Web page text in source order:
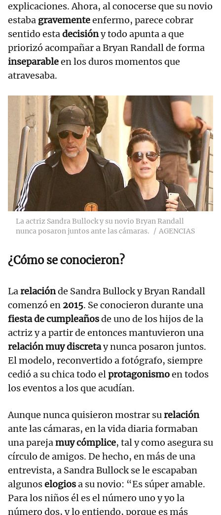
explicaciones. Ahora, al conocerse que su novio
estaba gravementeenfermo, parece cobrar
sentido estadecisióny todo apunta a que
priorizó acompañar a Bryan Randall de forma
inseparableen los duros momentos que
atravesaba.
La actriz Sandra Bullock y su novio Bryan Randall
nunca posaron juntos ante las cámaras.
AGENCIAS
¿Cómo se conocieron?
Larelaciónde Sandra Bullock y Bryan Randall
comenzó en 2015. Se conocieron durante una
fiesta de cumpleañosde uno de los hijos de la
actriz y a partir de entonces mantuvieron una
relación muy discretay nunca posaron juntos.
El modelo, reconvertido a fotógrafo, siempre
cedió a su chica todo elprotagonismoen todos
los eventos a los que acudían.
Aunque nunca quisieron mostrar surelación
ante las cámaras, en la vida diaria formaban
una parejamuy cómplice, tal y como asegura su
círculo de amigos. De hecho, en más de una
entrevista, a Sandra Bullock se le escapaban
algunoselogiosa su novio: “Es súper amable.
Para los niños él es el número uno y yo la
número dos, y lo entiendo, porque es más